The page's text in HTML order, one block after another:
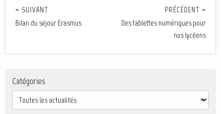
< SUIVANT
Bilan du séjour Erasmus
PRÉCÉDENT >
Des tablettes numériques pour
nos lycéens
Catégories